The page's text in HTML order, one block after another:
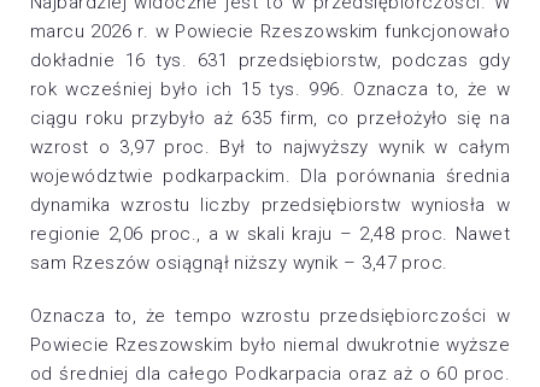
marcu 2026 r. w Powiecie Rzeszowskim funkcjonowało
dokładnie 16 tys. 631 przedsiębiorstw, podczas gdy
rok wcześniej było ich 15 tys. 996. Oznacza to, że w
ciągu roku przybyło aż 635 firm, co przełożyło się na
wzrost o 3,97 proc. Był to najwyższy wynik w całym
województwie podkarpackim. Dla porównania średnia
dynamika wzrostu liczby przedsiębiorstw wyniosła w
regionie 2,06 proc., a w skali kraju – 2,48 proc. Nawet
sam Rzeszów osiągnął niższy wynik – 3,47 proc.
Oznacza to, że tempo wzrostu przedsiębiorczości w
Powiecie Rzeszowskim było niemal dwukrotnie wyższe
od średniej dla całego Podkarpacia oraz aż o 60 proc.